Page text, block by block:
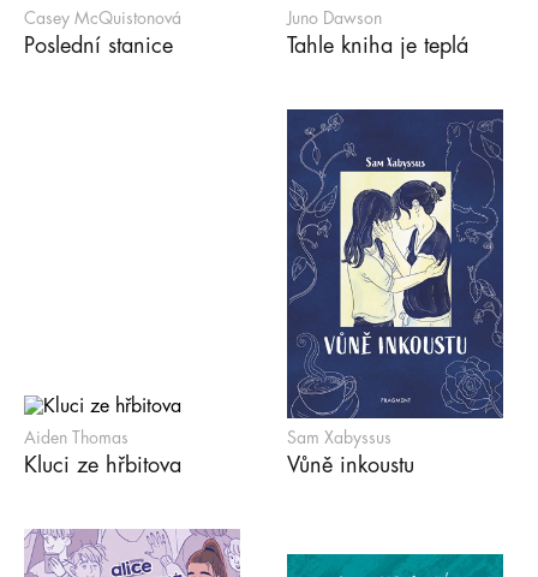
Casey McQuistonová
Poslední stanice
Juno Dawson
Tahle kniha je teplá
Aiden Thomas
Kluci ze hřbitova
Sam Xabyssus
Vůně inkoustu